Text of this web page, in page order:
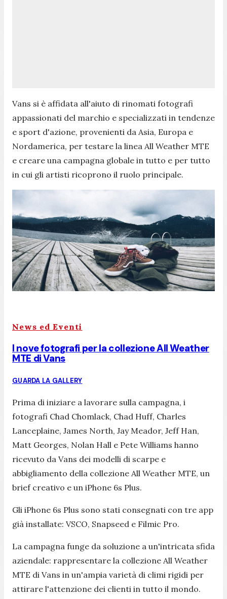
Vans si è affidata all'aiuto di rinomati fotografi
appassionati del marchio e specializzati in tendenze
e sport d'azione, provenienti da Asia, Europa e
Nordamerica, per testare la linea All Weather MTE
e creare una campagna globale in tutto e per tutto
in cui gli artisti ricoprono il ruolo principale.
News ed Eventi
I nove fotografi per la collezione All Weather
MTE di Vans
GUARDA LA GALLERY
Prima di iniziare a lavorare sulla campagna, i
fotografi Chad Chomlack, Chad Huff, Charles
Lanceplaine, James North, Jay Meador, Jeff Han,
Matt Georges, Nolan Hall e Pete Williams hanno
ricevuto da Vans dei modelli di scarpe e
abbigliamento della collezione All Weather MTE, un
brief creativo e un iPhone 6s Plus.
Gli iPhone 6s Plus sono stati consegnati con tre app
già installate: VSCO, Snapseed e Filmic Pro.
La campagna funge da soluzione a un'intricata sfida
aziendale: rappresentare la collezione All Weather
MTE di Vans in un'ampia varietà di climi rigidi per
attirare l'attenzione dei clienti in tutto il mondo.